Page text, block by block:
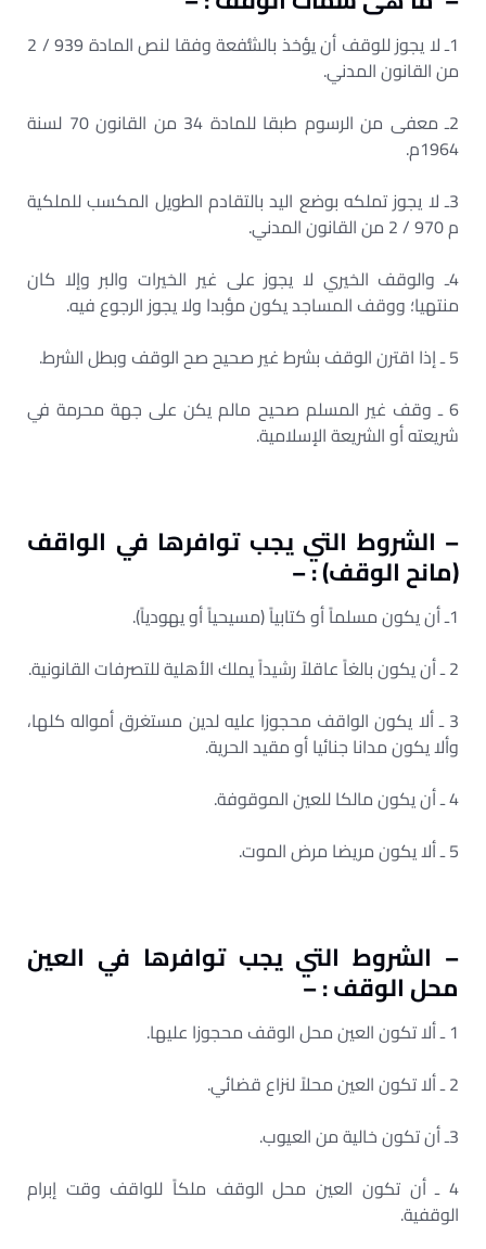
1ـ لا يجوز للوقف أن يؤخذ بالشُّفعة وفقا لنص المادة 939 / 2
من القانون المدني.
2ـ معفى من الرسوم طبقا للمادة 34 من القانون 70 لسنة
1964م.
3ـ لا يجوز تملكه بوضع اليد بالتقادم الطويل المكسب للملكية
م 970 / 2 من القانون المدني.
4ـ والوقف الخيري لا يجوز على غير الخيرات والبر وإلا كان
منتهيا؛ ووقف المساجد يكون مؤبدا ولا يجوز الرجوع فيه.
5 ـ إذا اقترن الوقف بشرط غير صحيح صح الوقف وبطل الشرط.
6 ـ وقف غير المسلم صحيح مالم يكن على جهة محرمة في
شريعته أو الشريعة الإسلامية.
– الشروط التي يجب توافرها في الواقف
(مانح الوقف) : –
1ـ أن يكون مسلماً أو كتابياً (مسيحياً أو يهودياً).
2 ـ أن يكون بالغاً عاقلاً رشيداً يملك الأهلية للتصرفات القانونية.
3 ـ ألا يكون الواقف محجوزا عليه لدين مستغرق أمواله كلها،
وألا يكون مدانا جنائيا أو مقيد الحرية.
4 ـ أن يكون مالكا للعين الموقوفة.
5 ـ ألا يكون مريضا مرض الموت.
– الشروط التي يجب توافرها في العين
محل الوقف : –
1 ـ ألا تكون العين محل الوقف محجوزا عليها.
2 ـ ألا تكون العين محلاً لنزاع قضائي.
3ـ أن تكون خالية من العيوب.
4 ـ أن تكون العين محل الوقف ملكاً للواقف وقت إبرام
الوقفية.